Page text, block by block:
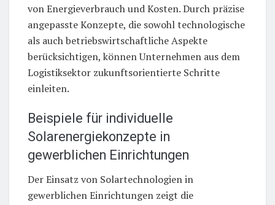
von Energieverbrauch und Kosten. Durch präzise
angepasste Konzepte, die sowohl technologische
als auch betriebswirtschaftliche Aspekte
berücksichtigen, können Unternehmen aus dem
Logistiksektor zukunftsorientierte Schritte
einleiten.
Beispiele für individuelle
Solarenergiekonzepte in
gewerblichen Einrichtungen
Der Einsatz von Solartechnologien in
gewerblichen Einrichtungen zeigt die